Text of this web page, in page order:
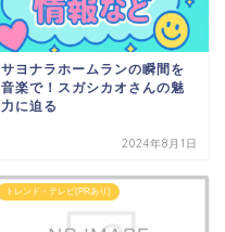
サヨナラホームランの瞬間を
音楽で！スガシカオさんの魅
力に迫る
2024年8月1日
トレンド・テレビ(PRあり)